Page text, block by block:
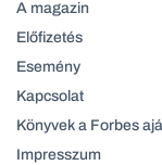
A magazin
Előfizetés
Esemény
Kapcsolat
Könyvek a Forbes
Impresszum